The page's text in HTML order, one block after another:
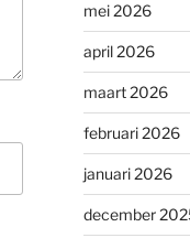
mei 2026
april 2026
maart 2026
februari 2026
januari 2026
december